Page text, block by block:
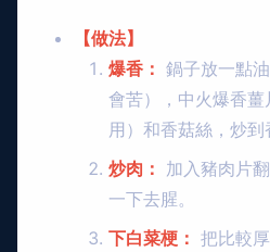
【做法】
爆香： 鍋子放一點
會苦），中火爆香
用）和香菇絲，炒到
炒肉： 加入豬肉片
一下去腥。
下白菜梗： 把比較